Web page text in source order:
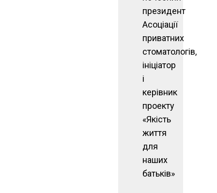
президент
Асоціації
приватних
стоматологів,
ініціатор
і
керівник
проекту
«Якість
життя
для
наших
батьків»